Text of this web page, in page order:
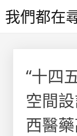
to我們都在
“十四
空間
西醫